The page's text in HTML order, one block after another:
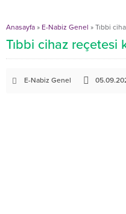
Anasayfa » E-Nabiz Genel » Tıbbi
Tıbbi cihaz reçetesi
E-Nabiz Genel